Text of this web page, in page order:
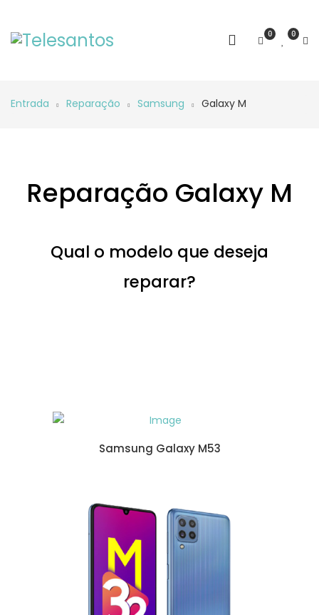
0 0
Entrada Reparação Samsung Galaxy M
Reparação Galaxy M
Qual o modelo que deseja
reparar?
Samsung Galaxy M53